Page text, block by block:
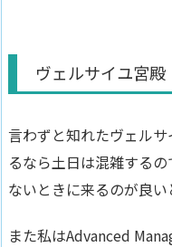
ヴェルサイユ宮殿
言わずと知れたヴェル
るなら土日は混雑するの
ないときに来るのが良い
また私はAdvanced